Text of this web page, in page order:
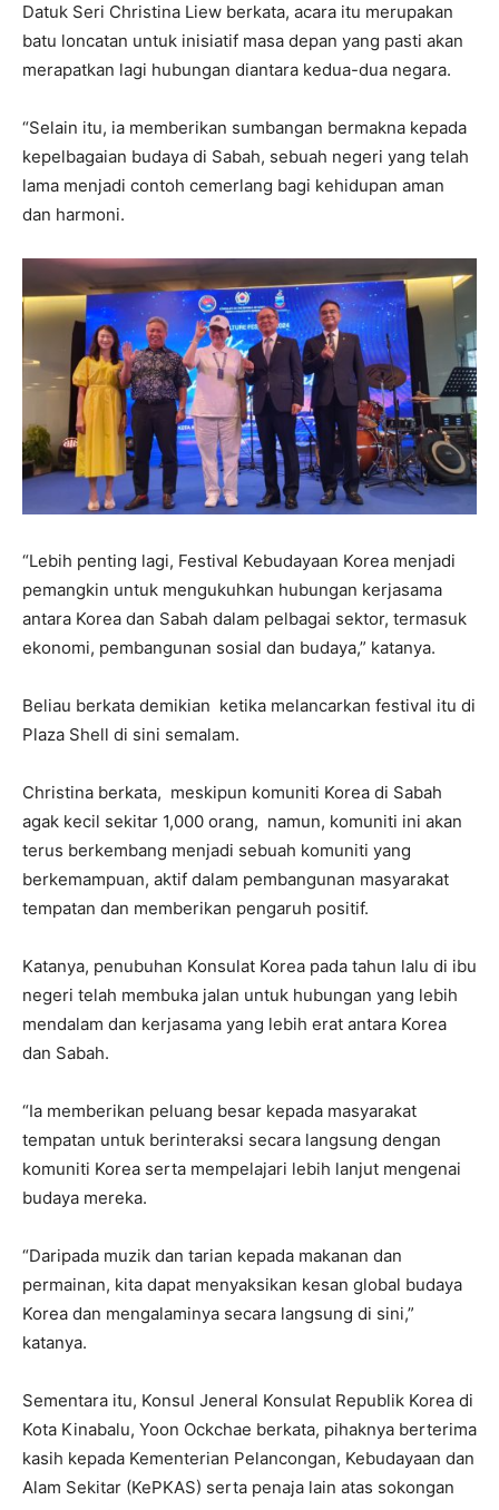
Datuk Seri Christina Liew berkata, acara itu merupakan
batu loncatan untuk inisiatif masa depan yang pasti akan
merapatkan lagi hubungan diantara kedua-dua negara.
“Selain itu, ia memberikan sumbangan bermakna kepada
kepelbagaian budaya di Sabah, sebuah negeri yang telah
lama menjadi contoh cemerlang bagi kehidupan aman
dan harmoni.
“Lebih penting lagi, Festival Kebudayaan Korea menjadi
pemangkin untuk mengukuhkan hubungan kerjasama
antara Korea dan Sabah dalam pelbagai sektor, termasuk
ekonomi, pembangunan sosial dan budaya,” katanya.
Beliau berkata demikian ketika melancarkan festival itu di
Plaza Shell di sini semalam.
Christina berkata, meskipun komuniti Korea di Sabah
agak kecil sekitar 1,000 orang, namun, komuniti ini akan
terus berkembang menjadi sebuah komuniti yang
berkemampuan, aktif dalam pembangunan masyarakat
tempatan dan memberikan pengaruh positif.
Katanya, penubuhan Konsulat Korea pada tahun lalu di ibu
negeri telah membuka jalan untuk hubungan yang lebih
mendalam dan kerjasama yang lebih erat antara Korea
dan Sabah.
“Ia memberikan peluang besar kepada masyarakat
tempatan untuk berinteraksi secara langsung dengan
komuniti Korea serta mempelajari lebih lanjut mengenai
budaya mereka.
“Daripada muzik dan tarian kepada makanan dan
permainan, kita dapat menyaksikan kesan global budaya
Korea dan mengalaminya secara langsung di sini,”
katanya.
Sementara itu, Konsul Jeneral Konsulat Republik Korea di
Kota Kinabalu, Yoon Ockchae berkata, pihaknya berterima
kasih kepada Kementerian Pelancongan, Kebudayaan dan
Alam Sekitar (KePKAS) serta penaja lain atas sokongan